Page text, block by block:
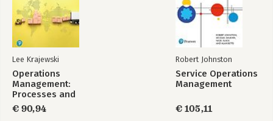
Lee Krajewski
Operations
Management:
Processes and
Supply Chains,
Global Edition
€ 90,94
Robert Johnston
Service Operations
Management
€ 105,11